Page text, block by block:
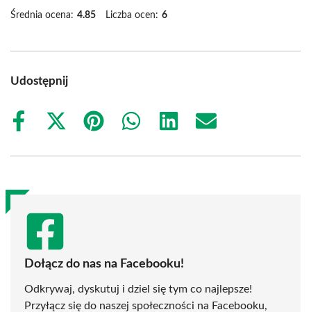
Średnia ocena: 4.85 Liczba ocen: 6
Udostępnij
Share
Share
(Twitter)
Share
Share
Share
Share
Dołącz do nas na Facebooku!
Odkrywaj, dyskutuj i dziel się tym co najlepsze!
Przyłącz się do naszej społeczności na Facebooku,